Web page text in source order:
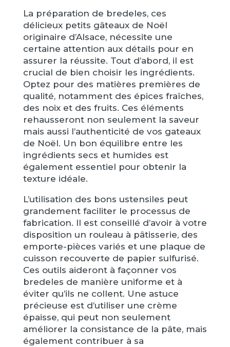
La préparation de bredeles, ces
délicieux petits gâteaux de Noël
originaire d’Alsace, nécessite une
certaine attention aux détails pour en
assurer la réussite. Tout d’abord, il est
crucial de bien choisir les ingrédients.
Optez pour des matières premières de
qualité, notamment des épices fraîches,
des noix et des fruits. Ces éléments
rehausseront non seulement la saveur
mais aussi l’authenticité de vos gateaux
de Noël. Un bon équilibre entre les
ingrédients secs et humides est
également essentiel pour obtenir la
texture idéale.
L’utilisation des bons ustensiles peut
grandement faciliter le processus de
fabrication. Il est conseillé d’avoir à votre
disposition un rouleau à pâtisserie, des
emporte-pièces variés et une plaque de
cuisson recouverte de papier sulfurisé.
Ces outils aideront à façonner vos
bredeles de manière uniforme et à
éviter qu’ils ne collent. Une astuce
précieuse est d’utiliser une crème
épaisse, qui peut non seulement
améliorer la consistance de la pâte, mais
également contribuer à sa